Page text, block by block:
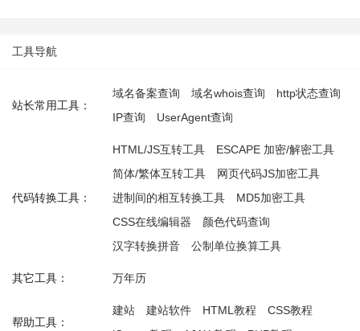
工具导航
站长常用工具：
域名备案查询 域名whois查询
http状态查询
IP查询
UserAgent查询
代码转换工具：
HTML/JS互转工具
ESCAPE 加密/解密工具
简体/繁体互转工具
网页代码JS加密工具
进制间的相互转换工具
MD5加密工具
CSS在线编辑器
颜色代码查询
汉字转换拼音
公制单位换算工具
其它工具： 万年历
帮助工具：
建站 建站软件 HTML教程
CSS教程